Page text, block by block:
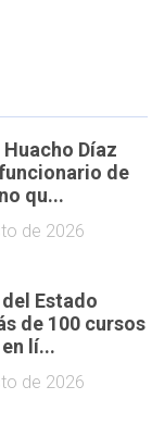
Díaz
de
qu...
de 2026
Estado
de 100 cursos
lí...
de 2026